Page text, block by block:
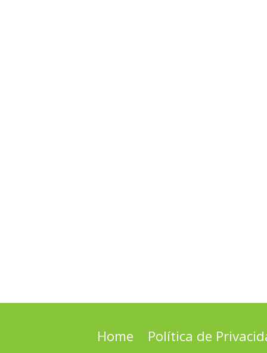
Home Política de